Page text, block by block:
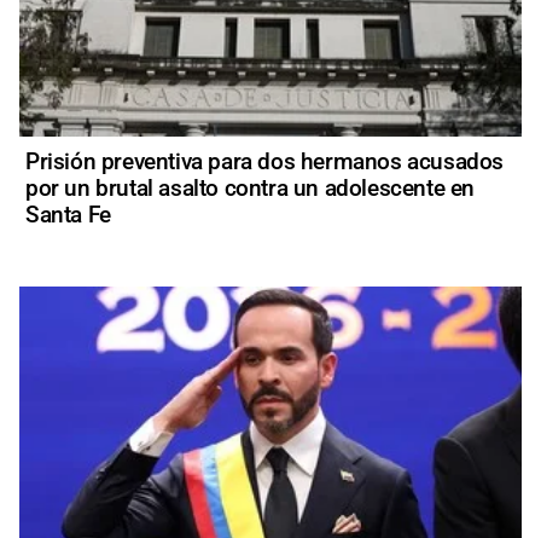
Prisión preventiva para dos hermanos acusados
por un brutal asalto contra un adolescente en
Santa Fe